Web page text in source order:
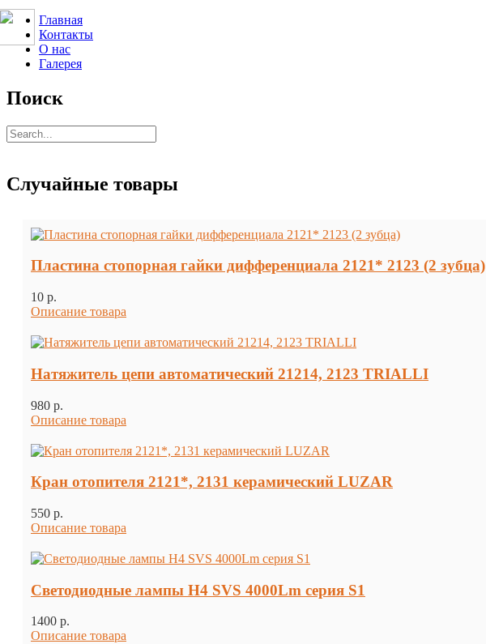
Главная
Контакты
О нас
Галерея
Поиск
Случайные товары
Пластина стопорная гайки дифференциала 2121* 2123 (2 зубца)
10 p.
Описание товара
Натяжитель цепи автоматический 21214, 2123 TRIALLI
980 p.
Описание товара
Кран отопителя 2121*, 2131 керамический LUZAR
550 p.
Описание товара
Светодиодные лампы H4 SVS 4000Lm серия S1
1400 p.
Описание товара